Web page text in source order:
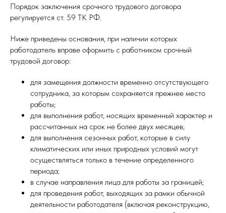
Порядок заключения срочного трудового договора
регулируется ст. 59 ТК РФ.
Ниже приведены основания, при наличии которых
работодатель вправе оформить с работником срочный
трудовой договор:
для замещения должности временно отсутствующего
сотрудника, за которым сохраняется прежнее место
работы;
для выполнения работ, носящих временный характер и
рассчитанных на срок не более двух месяцев;
для выполнения сезонных работ, которые в силу
климатических или иных природных условий могут
осуществляться только в течение определенного
периода;
в случае направления лица для работы за границей;
для проведения работ, выходящих за рамки обычной
деятельности работодателя (включая реконструкцию,